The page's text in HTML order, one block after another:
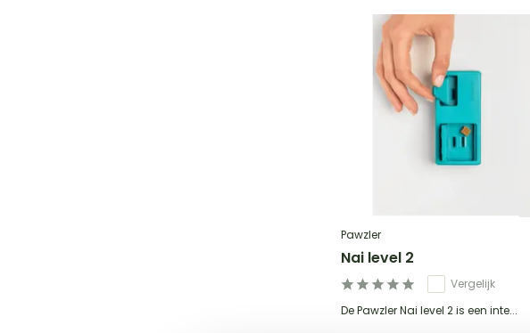
Pawzler
Nai level 2
Vergelijk
De Pawzler Nai level 2 is een inte...